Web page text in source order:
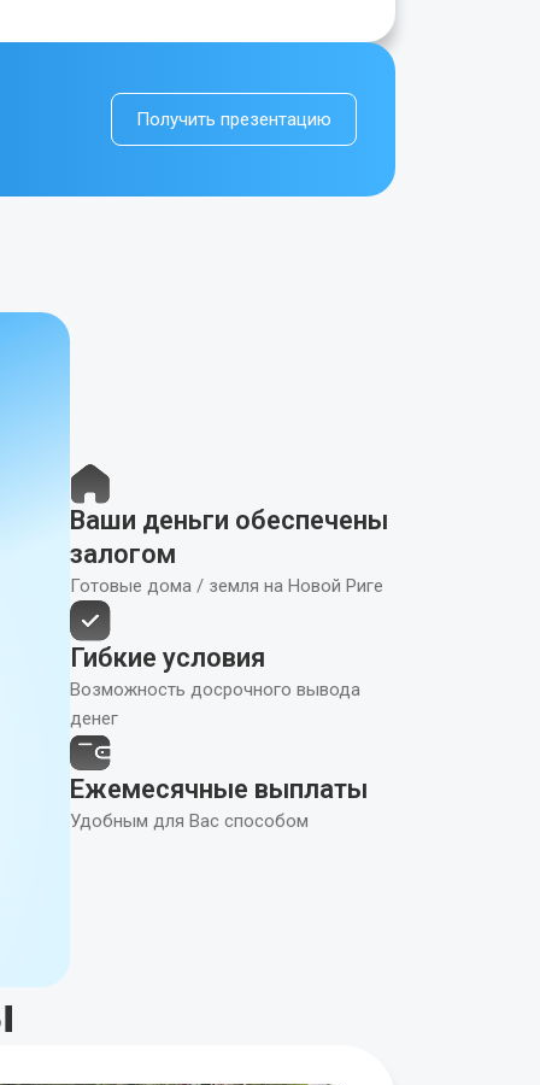
Получить презентацию
Ваши деньги обеспечены
залогом
Готовые дома / земля на Новой Риге
Гибкие условия
Возможность досрочного вывода
денег
Ежемесячные выплаты
Удобным для Вас способом